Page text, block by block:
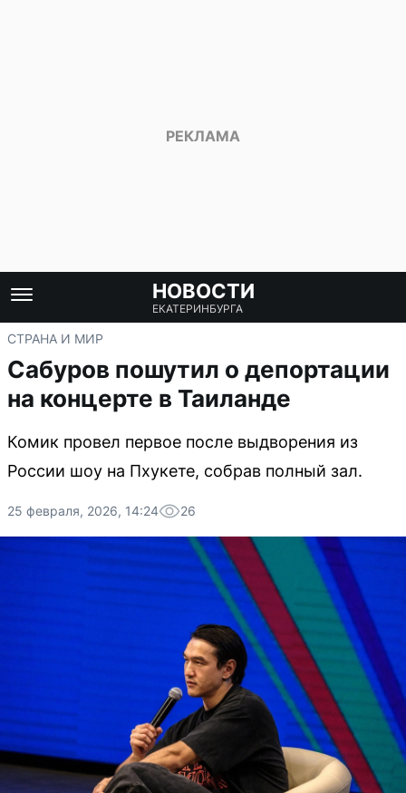
НОВОСТИ
ЕКАТЕРИНБУРГА
СТРАНА И МИР
Сабуров пошутил о депортации
на концерте в Таиланде
Комик провел первое после выдворения из
России шоу на Пхукете, собрав полный зал.
25 февраля, 2026, 14:24 26